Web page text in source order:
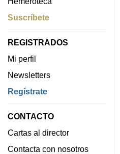
Suscríbete
REGISTRADOS
Mi perfil
Newsletters
Regístrate
CONTACTO
Cartas al director
Contacta con nosotros